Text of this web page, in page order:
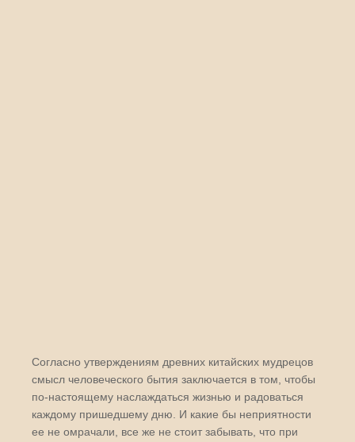
Согласно утверждениям древних китайских мудрецов
смысл человеческого бытия заключается в том, чтобы
по-настоящему наслаждаться жизнью и радоваться
каждому пришедшему дню. И какие бы неприятности
ее не омрачали, все же не стоит забывать, что при